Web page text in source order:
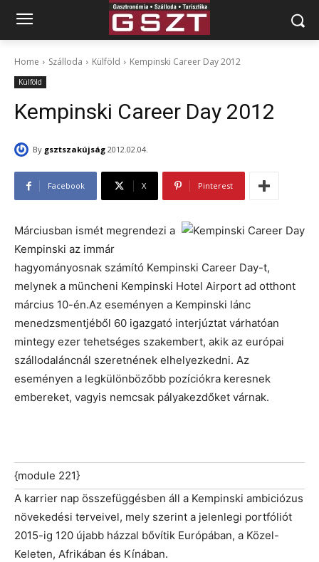
Home Szálloda Külföld Kempinski Career Day 2012
Külföld
Kempinski Career Day 2012
By gsztszakújság 2012.02.04.
Facebook X Pinterest
Márciusban ismét megrendezi a
Kempinski az immár
hagyományosnak számító Kempinski Career Day-t,
melynek a müncheni Kempinski Hotel Airport ad otthont
március 10-én.Az eseményen a Kempinski lánc
menedzsmentjéből 60 igazgató interjúztat várhatóan
mintegy ezer tehetséges szakembert, akik az európai
szállodaláncnál szeretnének elhelyezkedni. Az
eseményen a legkülönbözőbb pozíciókra keresnek
embereket, vagyis nemcsak pályakezdőket várnak.
{module 221}
A karrier nap összefüggésben áll a Kempinski ambiciózus
növekedési terveivel, mely szerint a jelenlegi portfóliót
2015-ig 120 újabb házzal bővítik Európában, a Közel-
Keleten, Afrikában és Kínában.